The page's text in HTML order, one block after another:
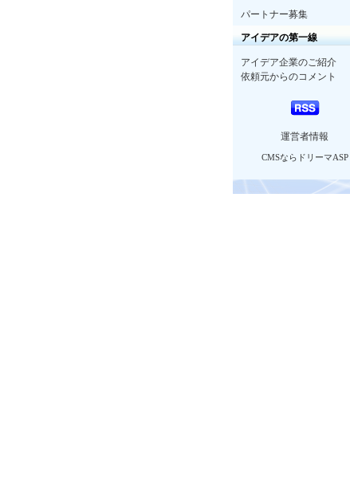
パートナー募集
アイデアの第一線
アイデア企業のご紹介
依頼元からのコメント
運営者情報
CMSならドリーマASP